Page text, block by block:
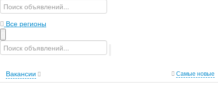
Все регионы
Вакансии Самые новые